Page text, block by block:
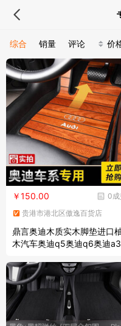
综合 销量 评论 价
0成
￥150.00
贵港市港北区傲逸百货店
鼎言奥迪木质实木脚垫进口
木汽车奥迪q5奥迪q6奥迪a3
奥迪a4l 红色 单独一片主驾
室脚垫